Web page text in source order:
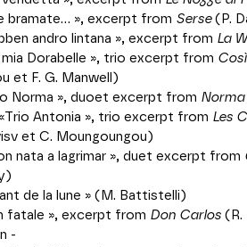
bramate... », excerpt from Serse(P.
andro lintana », excerpt from La
mia Dorabelle », trio excerpt from Così
et F. G. Manwell)
o Norma », duoet excerpt from Norma
«Trio Antonia », trio excerpt from Les
et C. Moungoungou)
nata a lagrimar », duet excerpt from
de la lune » (M. Battistelli)
fatale », excerpt from Don Carlos (R.
-